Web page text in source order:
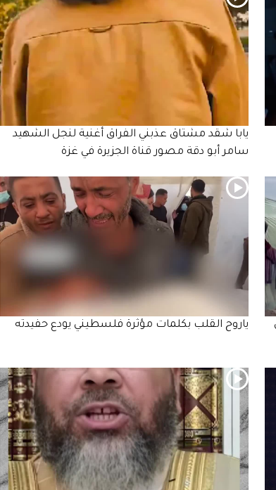
يابا شقد مشتاق عذبني الفراق أغنية لنجل الشهيد
سامر أبو دقة مصور قناة الجزيرة في غزة
ياروح القلب بكلمات مؤثرة فلسطيني يودع حفيدته